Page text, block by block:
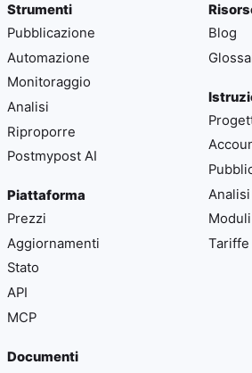
Strumenti
Pubblicazione
Automazione
Monitoraggio
Analisi
Riproporre
Postmypost AI
Piattaforma
Prezzi
Aggiornamenti
Stato
API
MCP
Blog
Analisi
Tariffe
Documenti